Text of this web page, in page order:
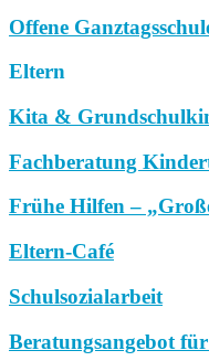
Offene
Eltern
Kita &
Fachberatung
Frühe Hilfen –
Eltern-Café
Schulsozialarbeit
Beratungsangebot